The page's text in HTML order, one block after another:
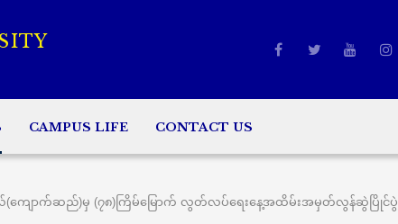
CAMPUS LIFE CONTACT US
ကျောက်ဆည်)မှ (၇၈)ကြိမ်မြောက် လွတ်လပ်ရေးနေ့အထိမ်းအမှတ်လွန်ဆွဲပြိုင်ပွဲ